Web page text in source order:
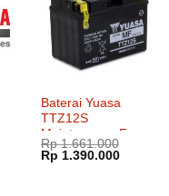
Baterai Yuasa
TTZ12S
Maintenance Free
Rp1.661.000
Harga
aslinya
Rp 1.390.000Harga